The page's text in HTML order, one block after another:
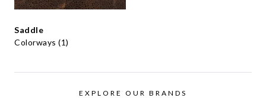
Saddle
Colorways (1)
EXPLORE OUR BRANDS